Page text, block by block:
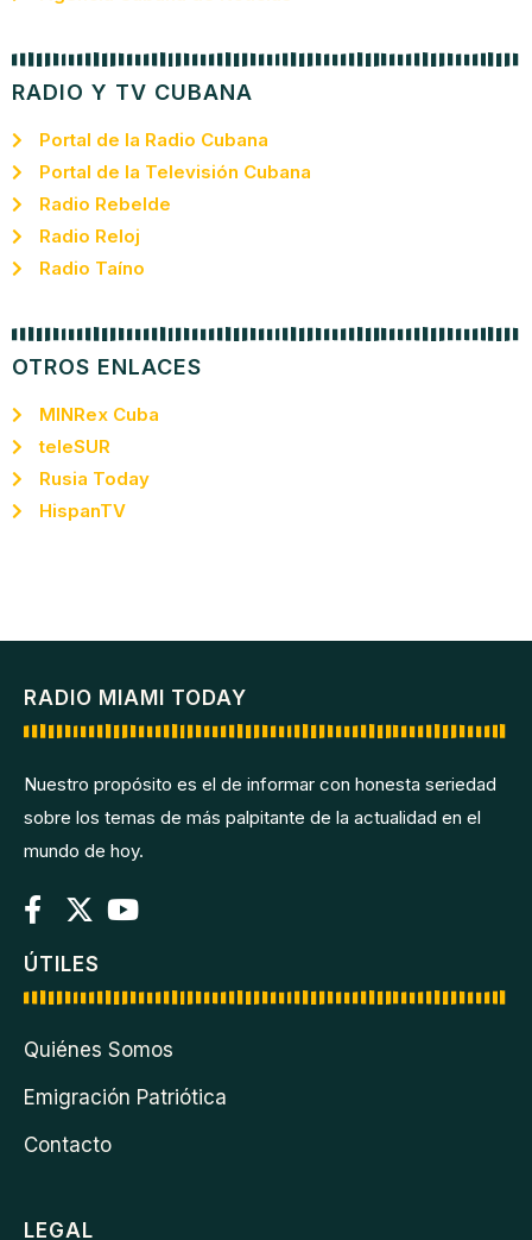
RADIO Y TV CUBANA
Portal de la Radio Cubana
Portal de la Televisión Cubana
Radio Rebelde
Radio Reloj
Radio Taíno
OTROS ENLACES
MINRex Cuba
teleSUR
Rusia Today
HispanTV
RADIO MIAMI TODAY
Nuestro propósito es el de informar con honesta seriedad
sobre los temas de más palpitante de la actualidad en el
mundo de hoy.
ÚTILES
Quiénes Somos
Emigración Patriótica
Contacto
LEGAL